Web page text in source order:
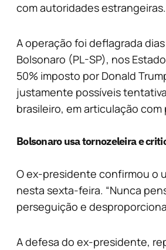
com autoridades estrangeiras.
A operação foi deflagrada
Bolsonaro (PL-SP), nos
50% imposto por Donald
justamente possíveis
brasileiro, em articulação
Bolsonaro usa tornozeleira e
O ex-presidente confirmou o
nesta sexta-feira. “Nunca
perseguição e
A defesa do ex-presidente,